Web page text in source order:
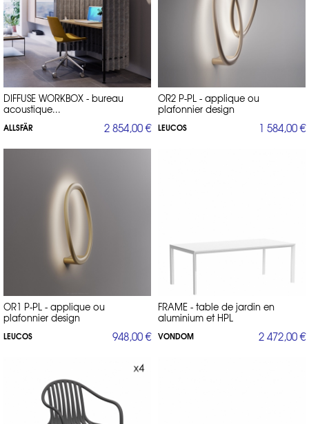
DIFFUSE WORKBOX - bureau
acoustique...
ALLSFÄR 2 854,00 €
OR2 P-PL - applique ou
plafonnier design
LEUCOS 1 584,00 €
OR1 P-PL - applique ou
plafonnier design
LEUCOS 948,00 €
FRAME - table de jardin en
aluminium et HPL
VONDOM 2 472,00 €